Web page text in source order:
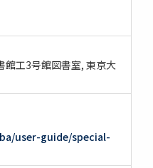
館工3号館図書室 東京大
user-guide/special-